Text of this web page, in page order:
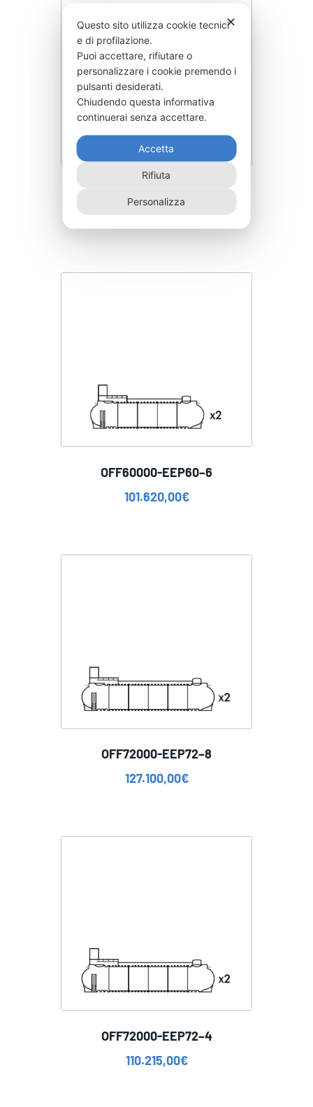
89.860,00€
OFF60000-EEP60–6
101.620,00€
OFF72000-EEP72–8
127.100,00€
OFF72000-EEP72–4
110.215,00€
✕
Questo sito utilizza cookie tecnici
e di profilazione.
Puoi accettare, rifiutare o
personalizzare i cookie premendo i
pulsanti desiderati.
Chiudendo questa informativa
continuerai senza accettare.
Accetta
Rifiuta
Personalizza